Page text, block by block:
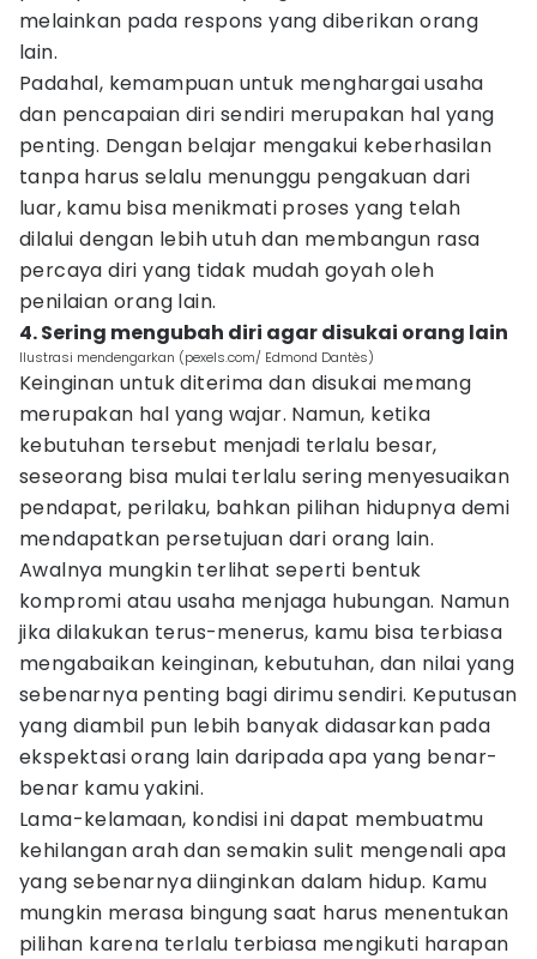
melainkan pada respons yang diberikan orang
lain.
Padahal, kemampuan untuk menghargai usaha
dan pencapaian diri sendiri merupakan hal yang
penting. Dengan belajar mengakui keberhasilan
tanpa harus selalu menunggu pengakuan dari
luar, kamu bisa menikmati proses yang telah
dilalui dengan lebih utuh dan membangun rasa
percaya diri yang tidak mudah goyah oleh
penilaian orang lain.
4. Sering mengubah diri agar disukai orang lain
Ilustrasi mendengarkan (pexels.com/ Edmond Dantès)
Keinginan untuk diterima dan disukai memang
merupakan hal yang wajar. Namun, ketika
kebutuhan tersebut menjadi terlalu besar,
seseorang bisa mulai terlalu sering menyesuaikan
pendapat, perilaku, bahkan pilihan hidupnya demi
mendapatkan persetujuan dari orang lain.
Awalnya mungkin terlihat seperti bentuk
kompromi atau usaha menjaga hubungan. Namun
jika dilakukan terus-menerus, kamu bisa terbiasa
mengabaikan keinginan, kebutuhan, dan nilai yang
sebenarnya penting bagi dirimu sendiri. Keputusan
yang diambil pun lebih banyak didasarkan pada
ekspektasi orang lain daripada apa yang benar-
benar kamu yakini.
Lama-kelamaan, kondisi ini dapat membuatmu
kehilangan arah dan semakin sulit mengenali apa
yang sebenarnya diinginkan dalam hidup. Kamu
mungkin merasa bingung saat harus menentukan
pilihan karena terlalu terbiasa mengikuti harapan